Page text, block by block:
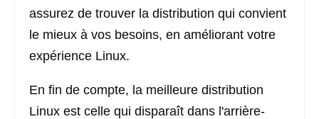
assurez de trouver la distribution qui convient
le mieux à vos besoins, en améliorant votre
expérience Linux.
En fin de compte, la meilleure distribution
Linux est celle qui disparaît dans l'arrière-